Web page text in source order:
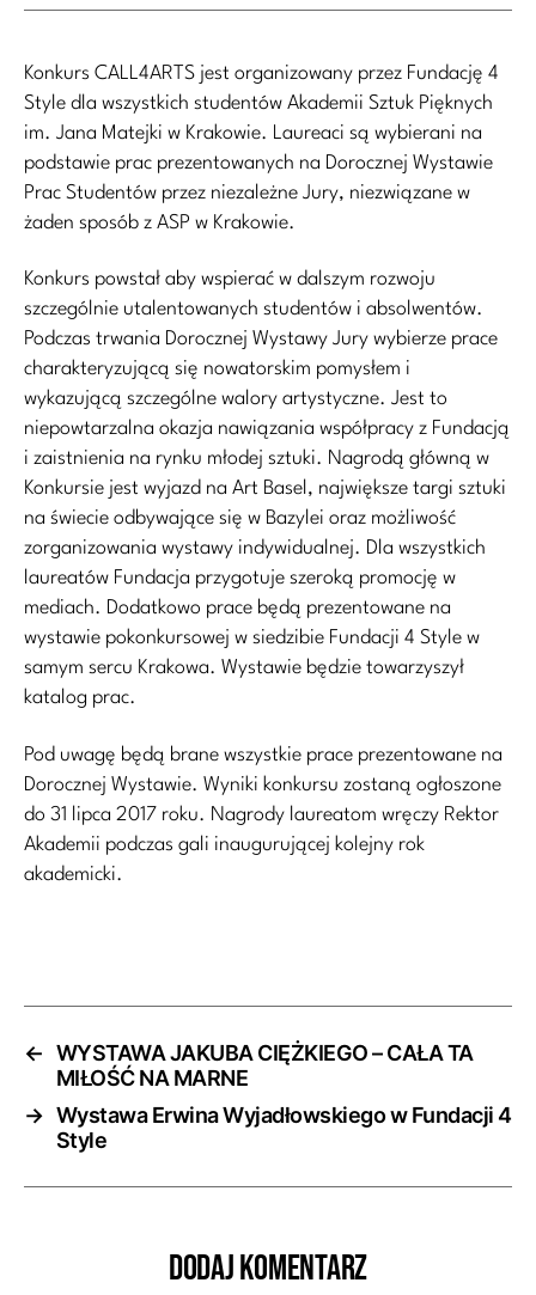
Konkurs CALL4ARTS jest organizowany przez Fundację 4
Style dla wszystkich studentów Akademii Sztuk Pięknych
im. Jana Matejki w Krakowie. Laureaci są wybierani na
podstawie prac prezentowanych na Dorocznej Wystawie
Prac Studentów przez niezależne Jury, niezwiązane w
żaden sposób z ASP w Krakowie.
Konkurs powstał aby wspierać w dalszym rozwoju
szczególnie utalentowanych studentów i absolwentów.
Podczas trwania Dorocznej Wystawy Jury wybierze prace
charakteryzującą się nowatorskim pomysłem i
wykazującą szczególne walory artystyczne. Jest to
niepowtarzalna okazja nawiązania współpracy z Fundacją
i zaistnienia na rynku młodej sztuki. Nagrodą główną w
Konkursie jest wyjazd na Art Basel, największe targi sztuki
na świecie odbywające się w Bazylei oraz możliwość
zorganizowania wystawy indywidualnej. Dla wszystkich
laureatów Fundacja przygotuje szeroką promocję w
mediach. Dodatkowo prace będą prezentowane na
wystawie pokonkursowej w siedzibie Fundacji 4 Style w
samym sercu Krakowa. Wystawie będzie towarzyszył
katalog prac.
Pod uwagę będą brane wszystkie prace prezentowane na
Dorocznej Wystawie. Wyniki konkursu zostaną ogłoszone
do 31 lipca 2017 roku. Nagrody laureatom wręczy Rektor
Akademii podczas gali inaugurującej kolejny rok
akademicki.
← WYSTAWA JAKUBA CIĘŻKIEGO – CAŁA TA
MIŁOŚĆ NA MARNE
→ Wystawa Erwina Wyjadłowskiego w Fundacji 4
Style
Dodaj komentarz